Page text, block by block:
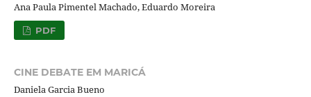
Ana Paula Pimentel Machado, Eduardo Moreira
PDF
CINE DEBATE EM MARICÁ
Daniela Garcia Bueno